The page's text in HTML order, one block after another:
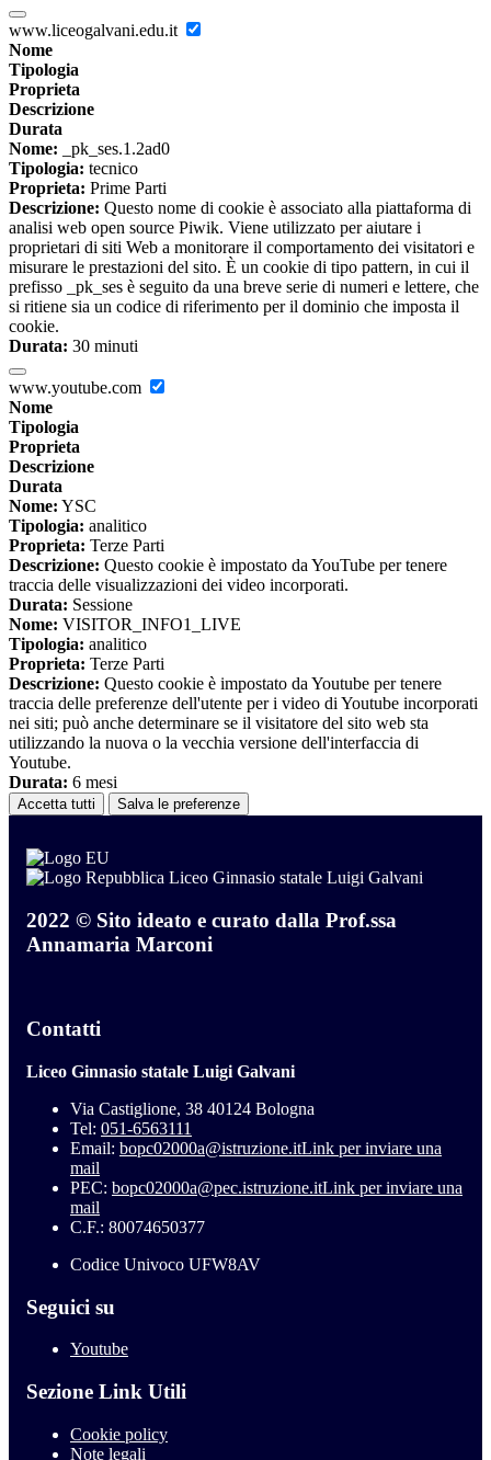
www.liceogalvani.edu.it
Nome
Tipologia
Proprieta
Descrizione
Durata
Nome: _pk_ses.1.2ad0
Tipologia: tecnico
Proprieta: Prime Parti
Descrizione: Questo nome di cookie è associato alla piattaforma di
analisi web open source Piwik. Viene utilizzato per aiutare i
proprietari di siti Web a monitorare il comportamento dei visitatori e
misurare le prestazioni del sito. È un cookie di tipo pattern, in cui il
prefisso _pk_ses è seguito da una breve serie di numeri e lettere, che
si ritiene sia un codice di riferimento per il dominio che imposta il
cookie.
Durata: 30 minuti
www.youtube.com
Nome
Tipologia
Proprieta
Descrizione
Durata
Nome: YSC
Tipologia: analitico
Proprieta: Terze Parti
Descrizione: Questo cookie è impostato da YouTube per tenere
traccia delle visualizzazioni dei video incorporati.
Durata: Sessione
Nome: VISITOR_INFO1_LIVE
Tipologia: analitico
Proprieta: Terze Parti
Descrizione: Questo cookie è impostato da Youtube per tenere
traccia delle preferenze dell'utente per i video di Youtube incorporati
nei siti; può anche determinare se il visitatore del sito web sta
utilizzando la nuova o la vecchia versione dell'interfaccia di
Youtube.
Durata: 6 mesi
Accetta tutti Salva le preferenze
Liceo Ginnasio statale Luigi Galvani
2022 © Sito ideato e curato dalla Prof.ssa
Annamaria Marconi
Contatti
Liceo Ginnasio statale Luigi Galvani
Via Castiglione, 38 40124 Bologna
Tel: 051-6563111
Email: bopc02000a@istruzione.itLink per inviare una
mail
PEC: bopc02000a@pec.istruzione.itLink per inviare una
mail
C.F.: 80074650377
Codice Univoco UFW8AV
Seguici su
Youtube
Sezione Link Utili
Cookie policy
Note legali